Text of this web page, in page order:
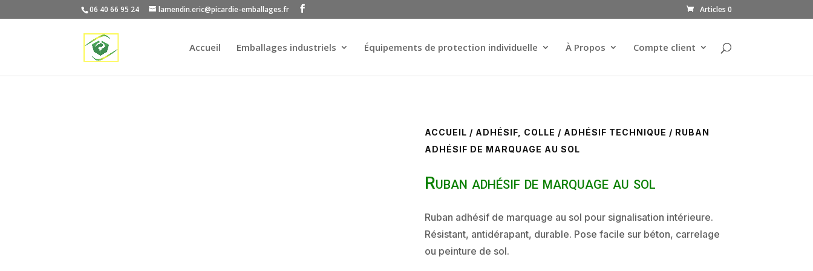
06 40 66 95 24 lamendin.eric@picardie-emballages.fr Articles 0
Accueil Emballages industriels Équipements de protection individuelle À Propos Compte client
ACCUEIL / ADHÉSIF, COLLE / ADHÉSIF TECHNIQUE / RUBAN
ADHÉSIF DE MARQUAGE AU SOL
Ruban adhésif de marquage au sol
Ruban adhésif de marquage au sol pour signalisation intérieure.
Résistant, antidérapant, durable. Pose facile sur béton, carrelage
ou peinture de sol.